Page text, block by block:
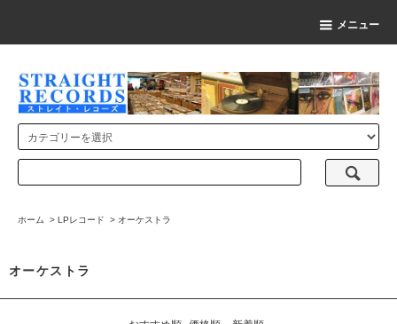
メニュー
ホーム > LPレコード > オーケストラ
オーケストラ